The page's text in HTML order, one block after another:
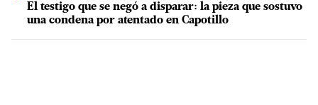
El testigo que se negó a disparar: la pieza que sostuvo
una condena por atentado en Capotillo